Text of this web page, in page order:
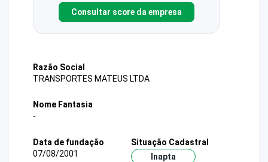
Consultar score da empresa
Razão Social
TRANSPORTES MATEUS LTDA
Nome Fantasia
-
Data de fundação
07/08/2001
Situação Cadastral
Inapta